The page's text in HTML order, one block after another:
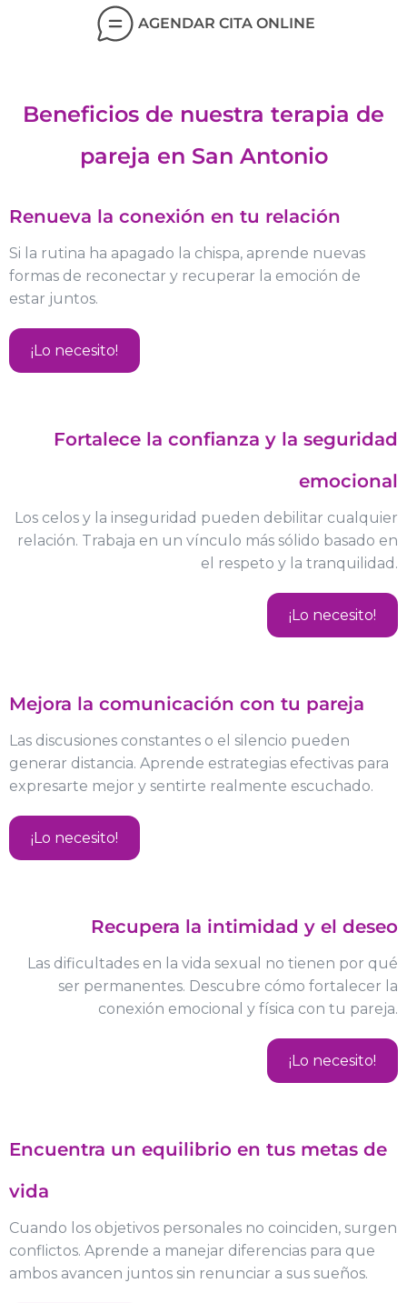
AGENDAR CITA ONLINE
Beneficios de nuestra terapia de
pareja en San Antonio
Renueva la conexión en tu relación
Si la rutina ha apagado la chispa, aprende nuevas
formas de reconectar y recuperar la emoción de
estar juntos.
¡Lo necesito!
Fortalece la confianza y la seguridad
emocional
Los celos y la inseguridad pueden debilitar cualquier
relación. Trabaja en un vínculo más sólido basado en
el respeto y la tranquilidad.
¡Lo necesito!
Mejora la comunicación con tu pareja
Las discusiones constantes o el silencio pueden
generar distancia. Aprende estrategias efectivas para
expresarte mejor y sentirte realmente escuchado.
¡Lo necesito!
Recupera la intimidad y el deseo
Las dificultades en la vida sexual no tienen por qué
ser permanentes. Descubre cómo fortalecer la
conexión emocional y física con tu pareja.
¡Lo necesito!
Encuentra un equilibrio en tus metas de
vida
Cuando los objetivos personales no coinciden, surgen
conflictos. Aprende a manejar diferencias para que
ambos avancen juntos sin renunciar a sus sueños.